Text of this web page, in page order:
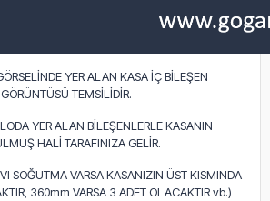
YER ALAN KASA İÇ BİLEŞEN
GÖRÜNTÜSÜ TEMSİLİDİR.
YER ALAN BİLEŞENLERLE KASANIN
HALİ TARAFINIZA GELİR.
SOĞUTMA VARSA KASANIZIN ÜST KISMINDA
360mm VARSA 3 ADET OLACAKTIR vb.)